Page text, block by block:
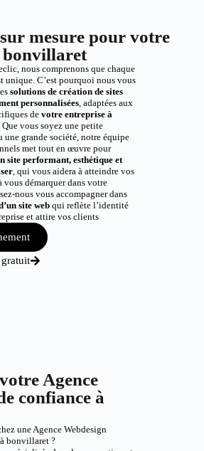
mesure pour votre
bonvillaret
nous comprenons que chaque
unique. C’est pourquoi nous vous
solutions de création de sites
personnalisées, adaptées aux
devotre entreprise à
Que vous soyez une petite
une grande société, notre équipe
met tout en œuvre pour
site performant, esthétique et
, qui vous aidera à atteindre vos
vous démarquer dans votre
nous vous accompagner dans
site webqui reflète l’identité
et attire vos clients
Agence
confiance à
une Agence Webdesign
bonvillaret ?